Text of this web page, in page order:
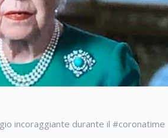
incoraggiante durante il #coronatime